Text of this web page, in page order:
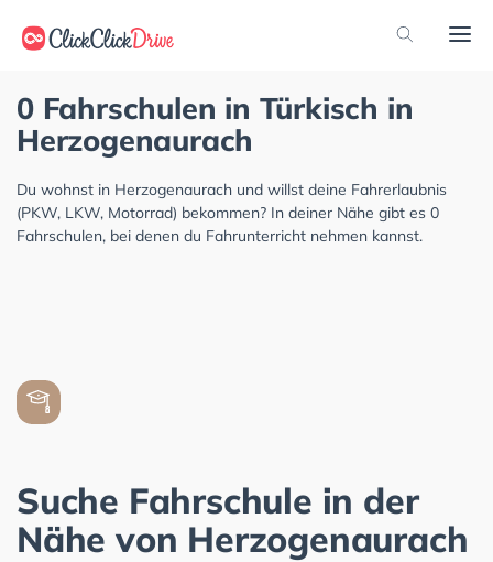
0 Fahrschulen in Türkisch in
Herzogenaurach
Du wohnst in Herzogenaurach und willst deine Fahrerlaubnis
(PKW, LKW, Motorrad) bekommen? In deiner Nähe gibt es 0
Fahrschulen, bei denen du Fahrunterricht nehmen kannst.
Suche Fahrschule in der
Nähe von Herzogenaurach